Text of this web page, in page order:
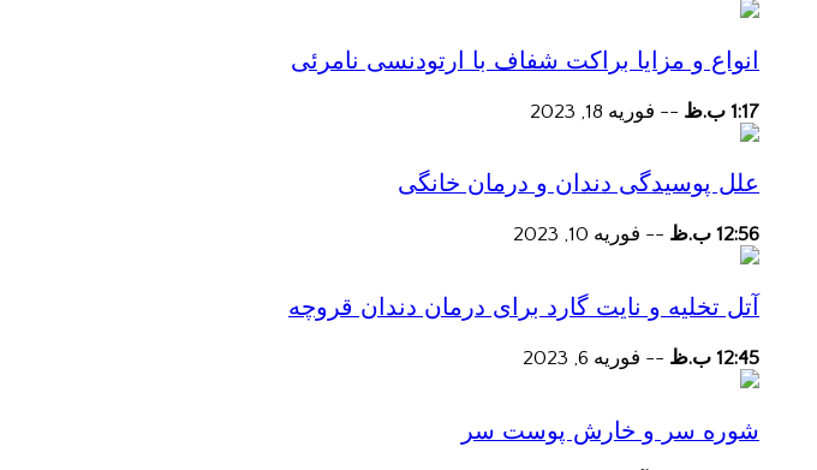
انواع و مزایا براکت شفاف با ارتودنسی نامرئی
1:17 ب.ظ -- فوریه 18, 2023
علل پوسیدگی دندان و درمان خانگی
12:56 ب.ظ -- فوریه 10, 2023
آتل تخلیه و نایت گارد برای درمان دندان قروچه
12:45 ب.ظ -- فوریه 6, 2023
شوره سر و خارش پوست سر